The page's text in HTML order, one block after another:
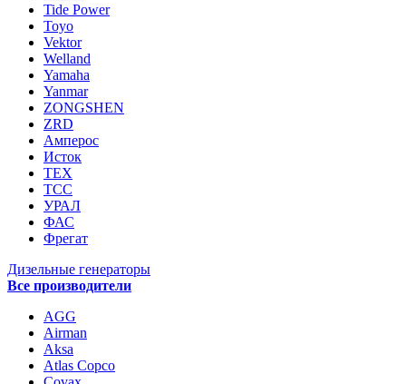
Tide Power
Toyo
Vektor
Welland
Yamaha
Yanmar
ZONGSHEN
ZRD
Амперос
Исток
ТЕХ
ТСС
УРАЛ
ФАС
Фрегат
Дизельные генераторы
Все производители
AGG
Airman
Aksa
Atlas Copco